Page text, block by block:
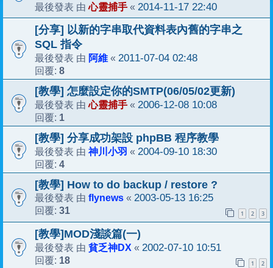
最後發表 由心靈捕手 « 2014-11-17 22:40
[分享] 以新的字串取代資料表內舊的字串之
SQL 指令
最後發表 由 阿維 « 2011-07-04 02:48
回覆: 8
[教學] 怎麼設定你的SMTP(06/05/02更新)
最後發表 由心靈捕手 « 2006-12-08 10:08
回覆: 1
[教學] 分享成功架設 phpBB 程序教學
最後發表 由 神川小羽 « 2004-09-10 18:30
回覆: 4
[教學] How to do backup / restore ?
最後發表 由 flynews « 2003-05-13 16:25
回覆: 31 1 2 3
[教學]MOD淺談篇(一)
最後發表 由 貧乏神DX « 2002-07-10 10:51
回覆: 18 1 2